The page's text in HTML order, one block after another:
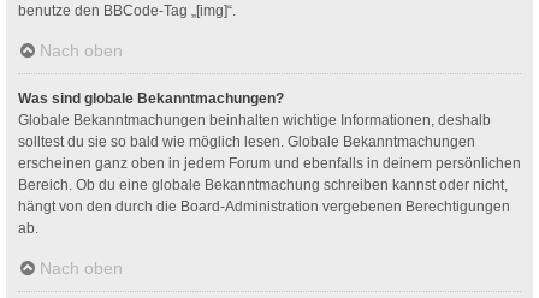
benutze den BBCode-Tag „[img]“.
Nach oben
Was sind globale Bekanntmachungen?
Globale Bekanntmachungen beinhalten wichtige Informationen, deshalb
solltest du sie so bald wie möglich lesen. Globale Bekanntmachungen
erscheinen ganz oben in jedem Forum und ebenfalls in deinem persönlichen
Bereich. Ob du eine globale Bekanntmachung schreiben kannst oder nicht,
hängt von den durch die Board-Administration vergebenen Berechtigungen
ab.
Nach oben